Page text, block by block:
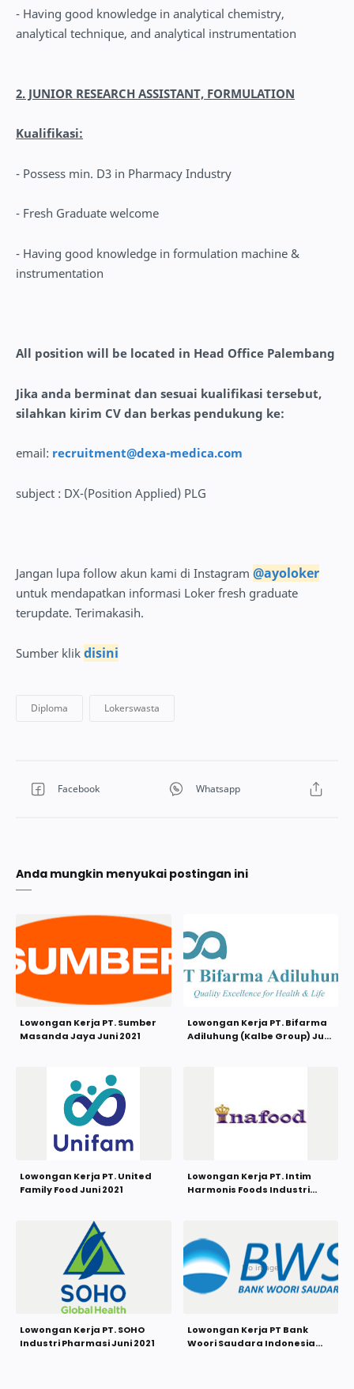
- Having good knowledge in analytical chemistry,
analytical technique, and analytical instrumentation
2. JUNIOR RESEARCH ASSISTANT, FORMULATION
Kualifikasi:
- Possess min. D3 in Pharmacy Industry
- Fresh Graduate welcome
- Having good knowledge in formulation machine &
instrumentation
All position will be located in Head Office Palembang
Jika anda berminat dan sesuai kualifikasi tersebut,
silahkan kirim CV dan berkas pendukung ke:
email: recruitment@dexa-medica.com
subject : DX-(Position Applied) PLG
Jangan lupa follow akun kami di Instagram @ayoloker
untuk mendapatkan informasi Loker fresh graduate
terupdate. Terimakasih.
Sumber klik disini
Anda mungkin menyukai postingan ini
Lowongan Kerja PT. Sumber
Masanda Jaya Juni 2021
Lowongan Kerja PT. Bifarma
Adiluhung (Kalbe Group) Juni
Lowongan Kerja PT. United
Family Food Juni 2021
Lowongan Kerja PT. Intim
Harmonis Foods Industri
Lowongan Kerja PT. SOHO
Industri Pharmasi Juni 2021
Lowongan Kerja PT Bank
Woori Saudara Indonesia